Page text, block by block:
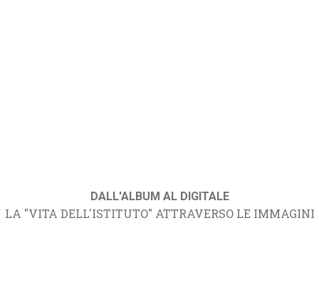
DALL'ALBUM AL DIGITALE
LA "VITA DELL'ISTITUTO" ATTRAVERSO LE IMMAGINI